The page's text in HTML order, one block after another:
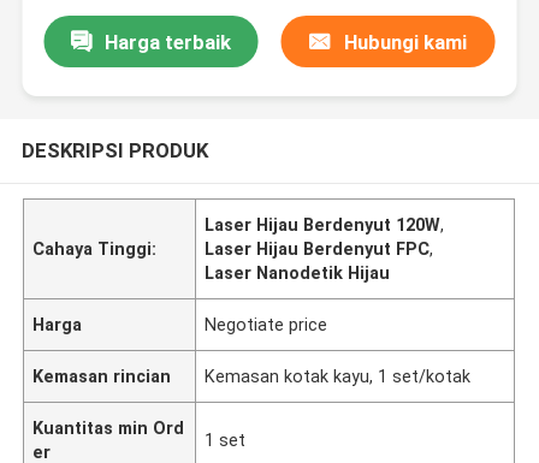
Harga terbaik Hubungi kami
DESKRIPSI PRODUK
Cahaya Tinggi:
Laser Hijau Berdenyut 120W,
Laser Hijau Berdenyut FPC,
Laser Nanodetik Hijau
Harga Negotiate price
Kemasan rincian Kemasan kotak kayu, 1 set/kotak
Kuantitas min Ord
er
1 set